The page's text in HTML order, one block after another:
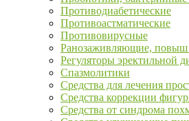
Противодиабетические
Противоастматические
Противовирусные
Ранозаживляющие, повыш
Регуляторы эректильной
Спазмолитики
Средства для лечения
Средства коррекции
Средства от синдрома